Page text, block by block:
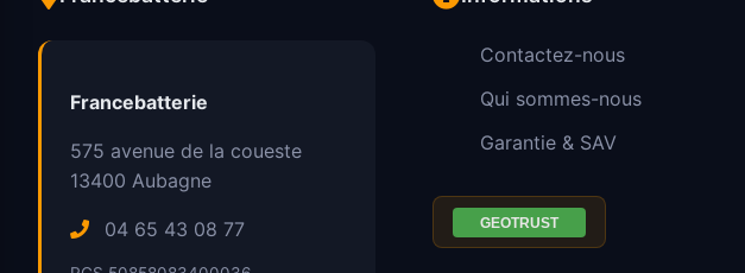
Francebatterie
575 avenue de la coueste
13400 Aubagne
04 65 43 08 77
Contactez-nous
Qui sommes-nous
Garantie & SAV